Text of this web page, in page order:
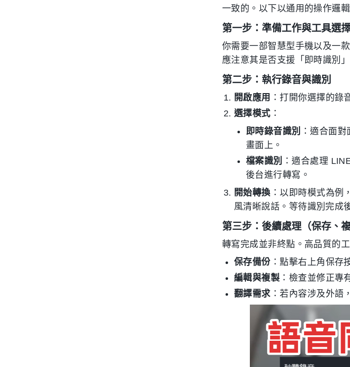
一致的。以下以通用的操作邏
第一步：準備工作與工具選
你需要一部智慧型手機以及一
應注意其是否支援「即時識別
第二步：執行錄音與識別
開啟應用 ：打開你選擇的錄
選擇模式：
即時錄音識別
：適合面
畫面上。
檔案識別
：適合處理
後台進行轉寫。
開始轉換 ：以即時模式為例
風清晰說話。等待識別完成
第三步：後續處理（保存、複
轉寫完成並非終點。高品質的
保存備份 ：點擊右上角保存
編輯與複製 ：檢查並修正專
翻譯需求：若內容涉及外語